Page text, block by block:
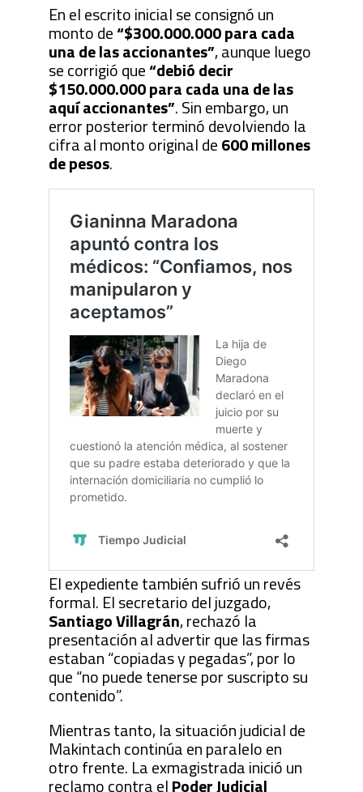
En el escrito inicial se consignó un
monto de“$300.000.000 para cada
una de las accionantes”, aunque luego
se corrigió que“debió decir
$150.000.000 para cada una de las
aquí accionantes”. Sin embargo, un
error posterior terminó devolviendo la
cifra al monto original de600 millones
de pesos.
El expediente también sufrió un revés
formal. El secretario del juzgado,
Santiago Villagrán, rechazó la
presentación al advertir que las firmas
estaban “copiadas y pegadas”, por lo
que “no puede tenerse por suscripto su
contenido”.
Mientras tanto, la situación judicial de
Makintach continúa en paralelo en
otro frente. La exmagistrada inició un
reclamo contra elPoder Judicial